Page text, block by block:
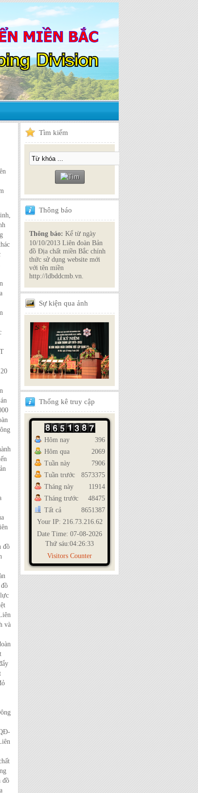
đồ
và
đồ
Tìm kiếm
Thông báo
Thông báo: Kể từ ngày
10/10/2013 Liên đoàn Bản
đồ Địa chất miền Bắc chính
thức sử dụng website mới
với tên miền
http://ldbddcmb.vn.
Sựkiện qua ảnh
Thống kê truy cập
Hôm nay
Hôm qua
Tuần này
Tuần trước
Tháng này
Tháng trước
Tất cả
396
2069
7906
8573375
11914
48475
8651387
Your IP: 216.73.216.62
Date Time: 07-08-2026
Thứ sáu:04:26:33
Visitors Counter